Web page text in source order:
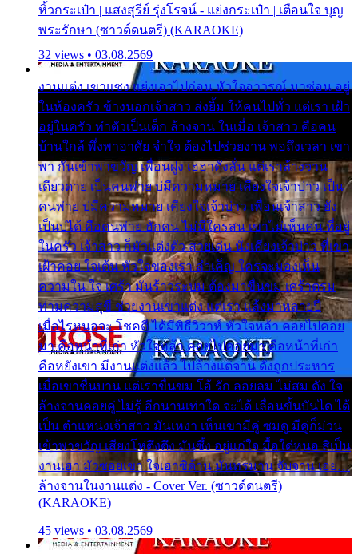
หิ้วกระเป๋า | แสงสุรีย์ รุ่งโรจน์ - แย่งกระเป๋า | เตือนใจ บุญ
พระรักษา (ซาวด์ดนตรี) (KARAOKE)
32 views • 03.08.2569
งานแต่ง เขาแซง แย่งเอาไปก่อน หัวใจอาวรณ์ มาซ่อน อยู่
ในห้องครัว ข้างนอกเจ้าสาว ส่งยิ้ม ให้คนไปทั่ว แต่เรา เฝ้า
อยู่ในครัว ทำตัวเป็นเด็ก ล้างจาน ในเมื่อ เจ้าสาว คือคน
บ้านใกล้ พึ่งพาอาศัย จำใจ ต้องไปช่วยงาน พอถึงเวลา เขา
พา กันเข้าพาขวัญ เพื่อนฝูง เฮฮาดังลั่น แต่เราล้างจาน
เดียวดาย เป็นคนพ่าย บ่มีความหมาย เคียงใจเจ้าบ่าว เป็น
คนพ่าย บ่มีความหมาย เคียงใจเจ้าบ่าว เพื่อนเจ้าสาว ยัง
เป็นบ่ได้ คือคนพ่าย ฮักคน ไม่มีใครสน เขาไม่เห็นคน ที่อยู่
ในครัว เจ้าสาว ก็มัวแต่งตัว สวยเด่น นั่งเคียงเจ้าบ่าว ที่เขา
เฝ้าคอย ใจเต้น หัวใจของเรา ลำเค็ญ ใครจะมองเห็น
ความใน ใจ เศร้า มันร้าวระบม ต้องมาขื่นขม เศร้าตรม
ท่ามความสุขี ช่วยงานเขาแต่ง แต่เรา แล้งมาหลายปี
เมื่อไรหนอจะ โชคดี ได้มีพิธีวิวาห์ หัวใจหล้า คอยไปคอย
มา คือหน้าที่เก่า หัวใจหล้า คอยไปคอยมา คือหน้าที่เก่า
คือหยังเขา มีงานแต่งแล้ว ไปล้างแต่จาน ดั่งถูกประหาร
เมื่อเขาชื่นบาน แต่เราขื่นขม โอ้ รัก ลอยลม ไม่สม ดัง ใจ
ล้างจานคอยคู่ ไม่รู้ อีกนานเท่าใด จะได้ เลื่อนขั้นบันได ได้
เป็น ตำแหน่งเจ้าสาว มันเหงา เห็นเขามีคู่ ซมดู มีคู่ก็ม่วน
เข้าพาขวัญ เสียงโห่ตึงตึง มันซึ้ง อยู่แก่ใจ มื้อใด๋หนอ สิเป็น
งานเฮา มัวซอยเขา ใจเฮาซิด้าน มันทรมาน จับจาน เอย…
ล้างจานในงานแต่ง - Cover Ver. (ซาวด์ดนตรี)
(KARAOKE)
45 views • 03.08.2569